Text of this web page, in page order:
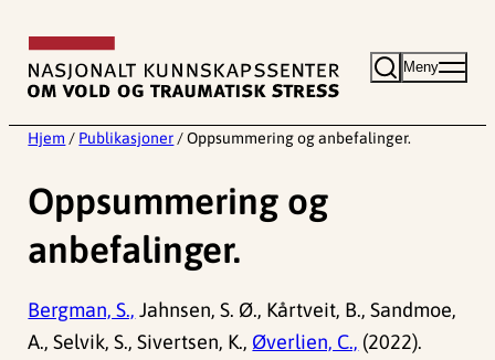
innhold
Meny
Hjem / Publikasjoner / Oppsummering og anbefalinger.
Oppsummering og
anbefalinger.
Bergman, S., Jahnsen, S. Ø., Kårtveit, B., Sandmoe,
A., Selvik, S., Sivertsen, K., Øverlien, C., (2022).